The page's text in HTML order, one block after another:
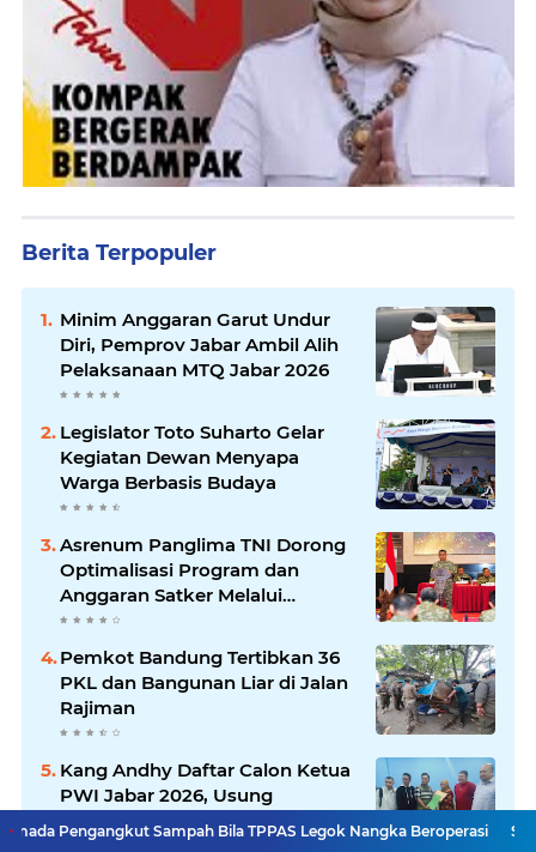
Berita Terpopuler
Minim Anggaran Garut Undur
Diri, Pemprov Jabar Ambil Alih
Pelaksanaan MTQ Jabar 2026
Legislator Toto Suharto Gelar
Kegiatan Dewan Menyapa
Warga Berbasis Budaya
Asrenum Panglima TNI Dorong
Optimalisasi Program dan
Anggaran Satker Melalui
Evaluasi Kinerja
Pemkot Bandung Tertibkan 36
PKL dan Bangunan Liar di Jalan
Rajiman
Kang Andhy Daftar Calon Ketua
PWI Jabar 2026, Usung
Program Kesejahteraan
Wartawan hingga Peluang Kerja
Sampah Bila TPPAS Legok Nangka Beroperasi Serda